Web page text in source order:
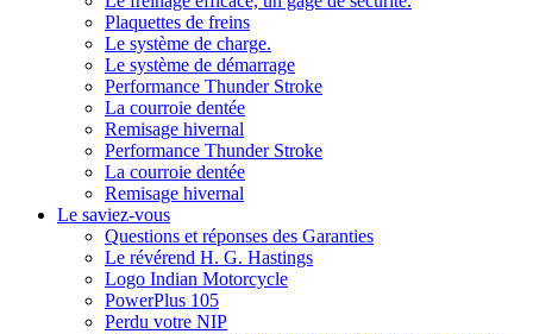
Plaquettes de freins
Le système de charge.
Le système de démarrage
Performance Thunder Stroke
La courroie dentée
Remisage hivernal
Performance Thunder Stroke
La courroie dentée
Remisage hivernal
Le saviez-vous
Questions et réponses des Garanties
Le révérend H. G. Hastings
Logo Indian Motorcycle
PowerPlus 105
Perdu votre NIP